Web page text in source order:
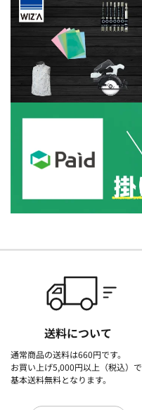
送料について
通常商品の送料は660円です。
お買い上げ5,000円以上（税込）で
基本送料無料となります。